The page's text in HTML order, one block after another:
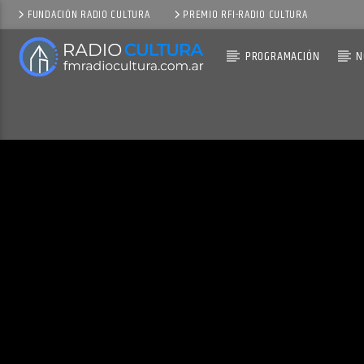
FUNDACIÓN RADIO CULTURA PREMIO RFI-RADIO CULTURA
PROGRAMACIÓN